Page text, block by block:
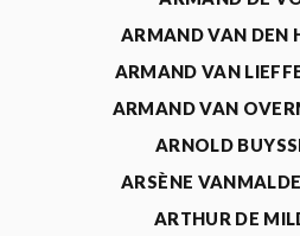
ARMAND VAN DEN
ARMAND VAN
ARMAND VAN
ARNOLD
ARSÈNE
ARTHUR DE